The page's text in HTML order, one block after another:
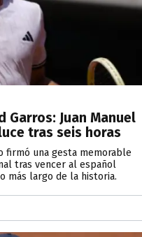
Juan Manuel
tras seis horas
firmó una gesta memorable
tras vencer al español
más largo de la historia.